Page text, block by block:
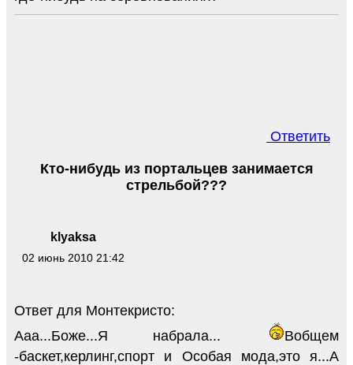
Ответить
klyaksa
02 июнь 2010 21:42
Кто-нибудь из портальцев занимается
стрельбой???
Ответ для Монтекристо:
Ааа...Боже...Я набрала...
Вобщем
-баскет,керлинг,спорт и Особая мода,это я...А